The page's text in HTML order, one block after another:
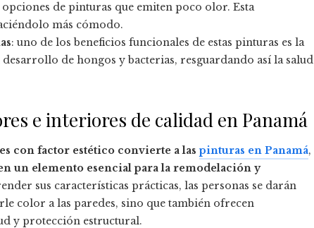
opciones de pinturas que emiten poco olor. Esta
más cómodo.
: uno de los beneficios funcionales de estas pinturas es la
de hongos y bacterias, resguardando así la salud
e interiores de calidad en Panamá
con factor estético convierte a laspinturas en Panamá,
un elemento esencial para la remodelación y
sus características prácticas, las personas se darán
color a las paredes, sino que también ofrecen
y protección estructural.